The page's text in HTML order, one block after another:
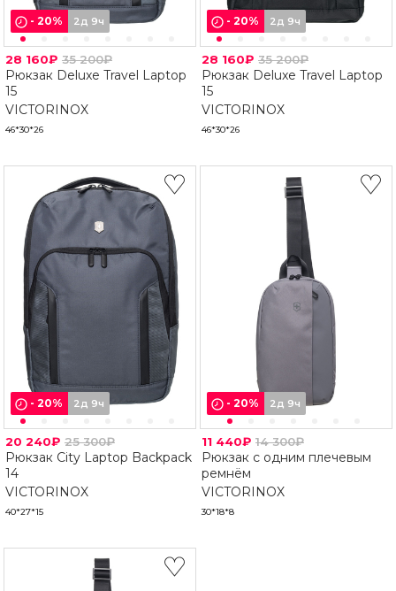
- 20% 2д 9ч
28 160₽ 35 200₽
Рюкзак Deluxe Travel Laptop
15
VICTORINOX
46*30*26
- 20% 2д 9ч
28 160₽ 35 200₽
Рюкзак Deluxe Travel Laptop
15
VICTORINOX
46*30*26
- 20% 2д 9ч
20 240₽ 25 300₽
Рюкзак City Laptop Backpack
14
VICTORINOX
40*27*15
- 20% 2д 9ч
11 440₽ 14 300₽
Рюкзак с одним плечевым
ремнём
VICTORINOX
30*18*8